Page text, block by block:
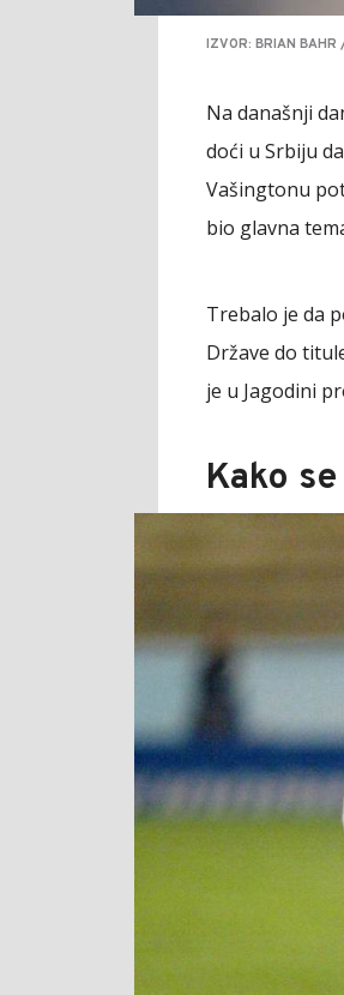
IZVOR: BRIAN BAHR
Na današnji
doći u Srbiju
Vašingtonu
bio glavna
Trebalo je da
Države do
je u Jagodini
Kako